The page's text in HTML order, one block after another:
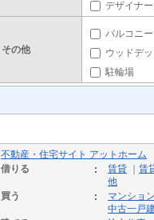
デザイナ
その他
バルコニー
ウッドデ
駐輪場
不動産・住宅サイト アットホーム
借りる
賃貸 賃
他
買う
マンション
中古一戸